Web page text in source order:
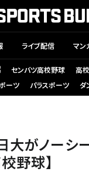
ライブ配信 マン
センバツ高校野球 高
ーツ パラスポーツ ダ
大がノーシ
野球】